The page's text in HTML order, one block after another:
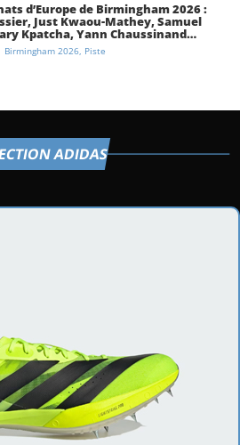
d’Europe de Birmingham 2026 :
Just Kwaou-Mathey, Samuel
Kpatcha, Yann Chaussinand…
de l’équipe de France
Birmingham 2026, Piste
ADIDAS